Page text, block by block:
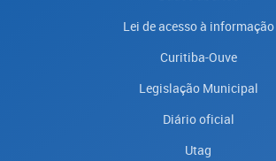
Lei de acesso à informação
Curitiba-Ouve
Legislação Municipal
Diário oficial
Utag